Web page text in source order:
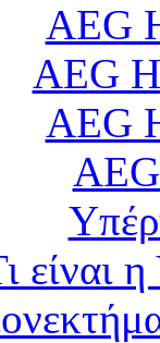
AEG
AEG
AEG
είναι